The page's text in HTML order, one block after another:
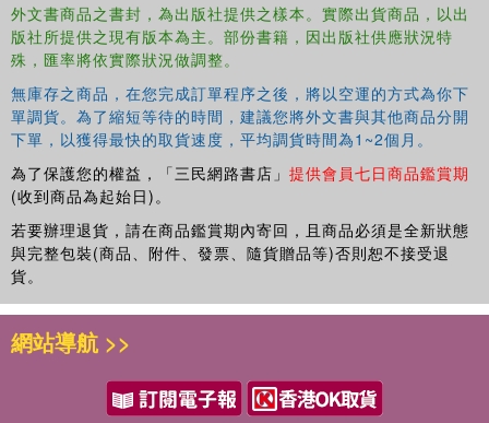
grandparents, and a new generation of Dr. Seuss fans.
外文書商品之書封，為出版社提供之樣本。實際出貨商品，以出
版社所提供之現有版本為主。部份書籍，因出版社供應狀況特
殊，匯率將依實際狀況做調整。
無庫存之商品，在您完成訂單程序之後，將以空運的方式為你下
單調貨。為了縮短等待的時間，建議您將外文書與其他商品分開
下單，以獲得最快的取貨速度，平均調貨時間為1~2個月。
為了保護您的權益，「三民網路書店」 提供會員七日商品鑑賞期
(收到商品為起始日)。
若要辦理退貨，請在商品鑑賞期內寄回，且商品必須是全新狀態
與完整包裝(商品、附件、發票、隨貨贈品等)否則恕不接受退
貨。
網站導航 >>